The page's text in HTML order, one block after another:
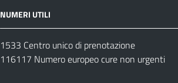
NUMERI UTILI
1533 Centro unico di prenotazione
116117 Numero europeo cure non urgenti